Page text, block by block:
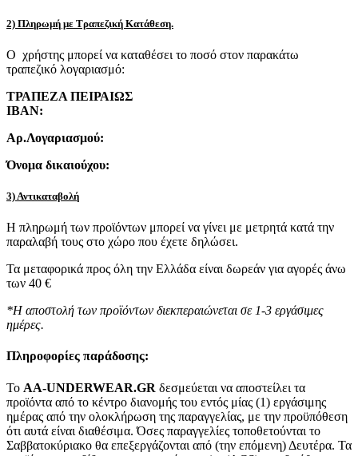
2) Πληρωμή με Τραπεζική Κατάθεση.
Ο χρήστης μπορεί να καταθέσει το ποσό στον παρακάτω
τραπεζικό λογαριασμό:
ΤΡΑΠΕΖΑ ΠΕΙΡΑΙΩΣ
IBAN:
Αρ.Λογαριασμού:
Όνομα δικαιούχου:
3) Αντικαταβολή
Η πληρωμή των προϊόντων μπορεί να γίνει με μετρητά κατά την
παραλαβή τους στο χώρο που έχετε δηλώσει.
Τα μεταφορικά προς όλη την Ελλάδα είναι δωρεάν για αγορές άνω
των 40 €
*Η αποστολή των προϊόντων διεκπεραιώνεται σε 1-3 εργάσιμες
ημέρες.
Πληροφορίες παράδοσης:
To AA-UNDERWEAR.GR δεσμεύεται να αποστείλει τα
προϊόντα από το κέντρο διανομής του εντός μίας (1) εργάσιμης
ημέρας από την ολοκλήρωση της παραγγελίας, με την προϋπόθεση
ότι αυτά είναι διαθέσιμα. Όσες παραγγελίες τοποθετούνται το
Σαββατοκύριακο θα επεξεργάζονται από (την επόμενη) Δευτέρα. Τα